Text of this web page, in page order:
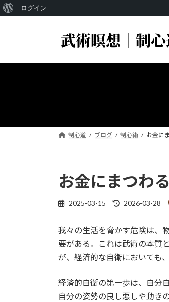
プ
動
WordPress
ログイン
制心道 ブログ 制心術 お金に
お金にまつわ
2025-03-15
最
新
日
:
2026-03-28
我々の生活を脅かす危険は、
要がある。これは武術の本質
が、経済的な自衛においても
経済的自衛の第一歩は、自分
自分の姿勢の良し悪しや動き